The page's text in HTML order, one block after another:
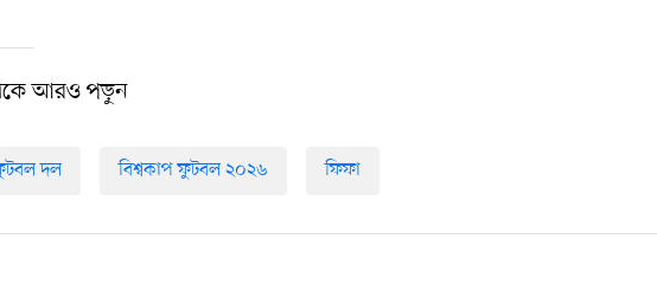
আরও পড়ুন
দল বিশ্বকাপ ফুটবল ২০২৬ ফিফা